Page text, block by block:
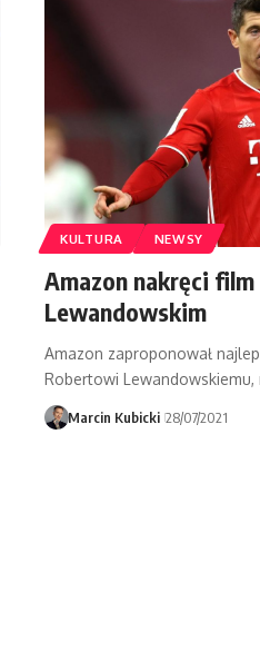
KULTURA NEWSY
Amazon nakręci
Lewandowskim
Amazon zaproponował
Robertowi
Marcin Kubicki 28/07/2021